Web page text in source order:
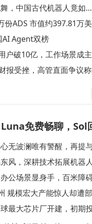
，中国古代机器人竟如
份ADS 市值约397.81万
AI Agent双榜
户破10亿，工作场景成主
报受挫，高管直面争议
免费畅聊，Sol
无波澜唯有警醒，再提
风，深耕技术拓展机器
公场景显身手，百米障
规模宏大产能惊人却遭
最大芯片厂开建，初期投